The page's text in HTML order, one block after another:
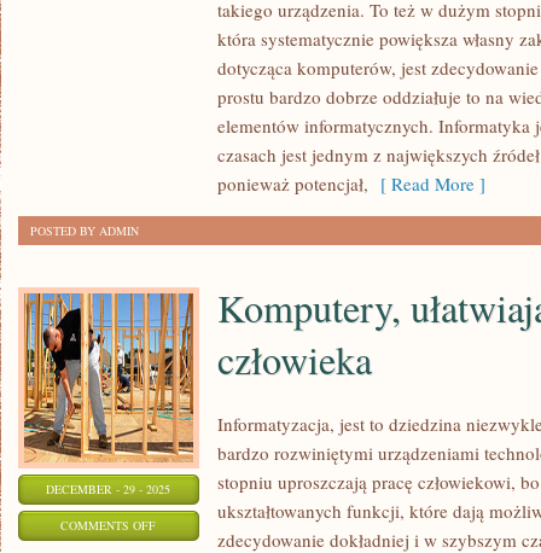
NIEZWYKLE
POPULARNA
DZIEDZINA
GOSPODARKI
CZŁOWIEKA
takiego urządzenia. To też w dużym
która systematycznie powiększa własny
dotycząca komputerów, jest
prostu bardzo dobrze oddziałuje to na
elementów informatycznych. Informatyka
czasach jest jednym z największych
ponieważ potencjał, [ Read More ]
POSTED BY ADMIN
DECEMBER - 29 - 2025
COMMENTS OFFON
Komputery,
człowieka
Informatyzacja, jest to dziedzina
bardzo rozwiniętymi urządzeniami
stopniu uproszczają pracę człowiekowi,
ukształtowanych funkcji, które dają
zdecydowanie dokładniej i w szybszym